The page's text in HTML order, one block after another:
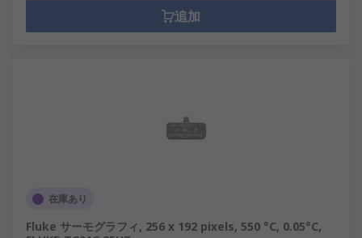
追加
在庫あり
Fluke サーモグラフィ, 256 x 192 pixels, 550 °C, 0.05°C,